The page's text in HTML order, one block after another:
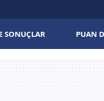
SONUÇLAR PUAN